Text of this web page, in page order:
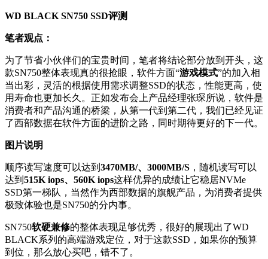
WD BLACK SN750 SSD评测
笔者观点：
为了节省小伙伴们的宝贵时间，笔者将结论部分放到开头，这
款SN750整体表现真的很抢眼，软件方面“游戏模式”的加入相
当出彩，灵活的根据使用需求调整SSD的状态，性能更高，使
用寿命也更加长久。正如发布会上产品经理张琛所说，软件是
消费者和产品沟通的桥梁，从第一代到第二代，我们已经见证
了西部数据在软件方面的进阶之路，同时期待更好的下一代。
图片说明
顺序读写速度可以达到 3470MB/、3000MB/S ，随机读写可以
达到 515K iops、560K iops这样优异的成绩让它稳居NVMe
SSD第一梯队，当然作为西部数据的旗舰产品，为消费者提供
极致体验也是SN750的分内事。
SN750软硬兼修的整体表现足够优秀，很好的展现出了WD
BLACK系列的高端游戏定位，对于这款SSD，如果你的预算
到位，那么放心买吧，错不了。